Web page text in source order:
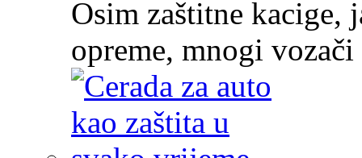
Osim zaštitne kacige,
opreme, mnogi